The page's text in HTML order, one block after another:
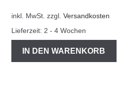
inkl. MwSt. zzgl. Versandkosten
Lieferzeit: 2 - 4 Wochen
IN DEN WARENKORB